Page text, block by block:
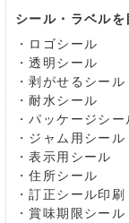
シール・ラベル
ロゴシール
透明シール
剥がせるシール
耐水シール
パッケージシー
ジャム用シール
表示用シール
住所シール
訂正シール印刷
賞味期限シール